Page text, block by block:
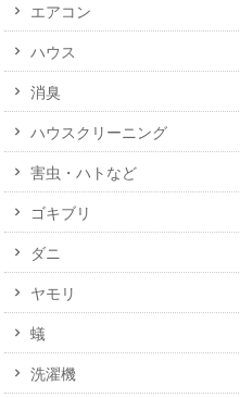
エアコン
ハウス
消臭
ハウスクリーニング
害虫・ハトなど
ゴキブリ
ダニ
ヤモリ
蟻
洗濯機